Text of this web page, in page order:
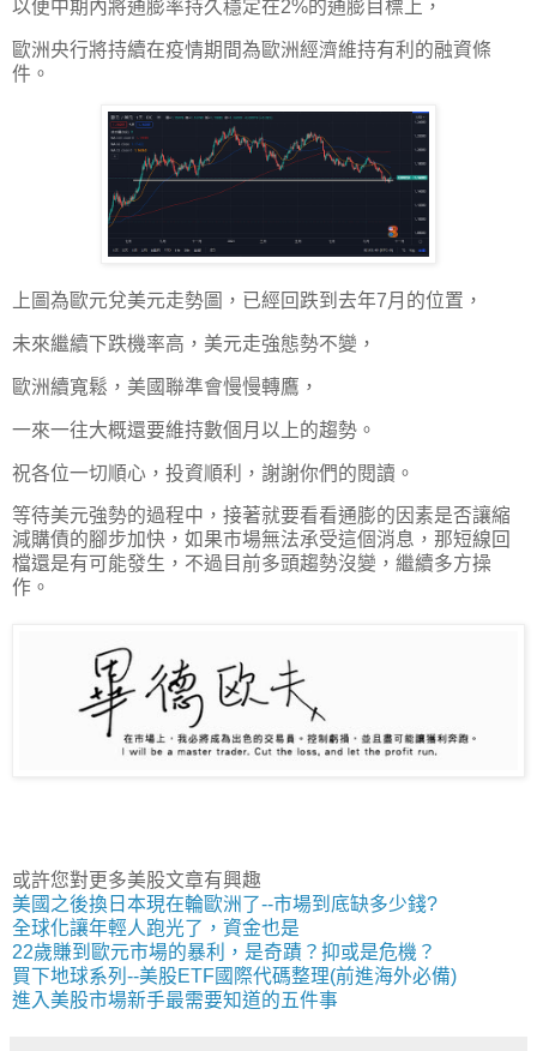
以便中期內將通膨率持久穩定在2%的通膨目標上，
歐洲央行將持續在疫情期間為歐洲經濟維持有利的融資條
件。
上圖為歐元兌美元走勢圖，已經回跌到去年7月的位置，
未來繼續下跌機率高，美元走強態勢不變，
歐洲續寬鬆，美國聯準會慢慢轉鷹，
一來一往大概還要維持數個月以上的趨勢。
祝各位一切順心，投資順利，謝謝你們的閱讀。
等待美元強勢的過程中，接著就要看看通膨的因素是否讓縮
減購債的腳步加快，如果市場無法承受這個消息，那短線回
檔還是有可能發生，不過目前多頭趨勢沒變，繼續多方操
作。
或許您對更多美股文章有興趣
美國之後換日本現在輪歐洲了--市場到底缺多少錢?
全球化讓年輕人跑光了，資金也是
22歲賺到歐元市場的暴利，是奇蹟？抑或是危機？
買下地球系列--美股ETF國際代碼整理(前進海外必備)
進入美股市場新手最需要知道的五件事